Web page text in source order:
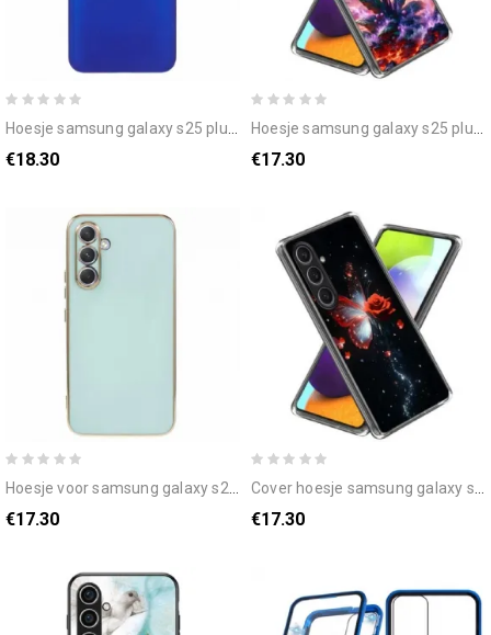
hoesje samsung galaxy s25 plus 5g mat
€18.30
hoesje samsung galaxy s25 plus 5g paarse bloemen
€17.30
hoesje voor samsung galaxy s25 plus 5g gegalvaniseerde afwerking
€17.30
cover hoesje samsung galaxy s25 plus 5g telefoonhoesje elegant en beschermend
€17.30